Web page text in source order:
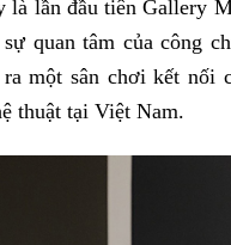
là lần đầu tiên Gallery
sự quan tâm của công
ra một sân chơi kết nối
thuật tại Việt Nam.